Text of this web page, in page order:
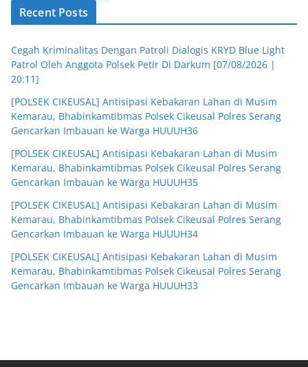
Recent Posts
Cegah Kriminalitas Dengan Patroli Dialogis KRYD Blue Light
Patrol Oleh Anggota Polsek Petir Di Darkum [07/08/2026 |
20:11]
[POLSEK CIKEUSAL] Antisipasi Kebakaran Lahan di Musim
Kemarau, Bhabinkamtibmas Polsek Cikeusal Polres Serang
Gencarkan Imbauan ke Warga HUUUH36
[POLSEK CIKEUSAL] Antisipasi Kebakaran Lahan di Musim
Kemarau, Bhabinkamtibmas Polsek Cikeusal Polres Serang
Gencarkan Imbauan ke Warga HUUUH35
[POLSEK CIKEUSAL] Antisipasi Kebakaran Lahan di Musim
Kemarau, Bhabinkamtibmas Polsek Cikeusal Polres Serang
Gencarkan Imbauan ke Warga HUUUH34
[POLSEK CIKEUSAL] Antisipasi Kebakaran Lahan di Musim
Kemarau, Bhabinkamtibmas Polsek Cikeusal Polres Serang
Gencarkan Imbauan ke Warga HUUUH33